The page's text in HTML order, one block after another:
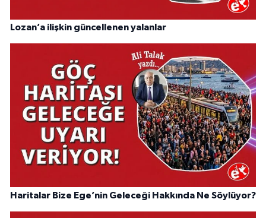
Lozan’a ilişkin güncellenen yalanlar
Haritalar Bize Ege’nin Geleceği Hakkında Ne Söylüyor?